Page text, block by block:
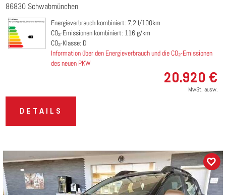
86830 Schwabmünchen
Energieverbrauch kombiniert: 7,2 l/100km
CO₂-Emissionen kombiniert: 116 g/km
CO₂-Klasse: D
Information über den Energieverbrauch und die CO₂-Emissionen
des neuen PKW
20.920 €
MwSt. ausw.
DETAILS